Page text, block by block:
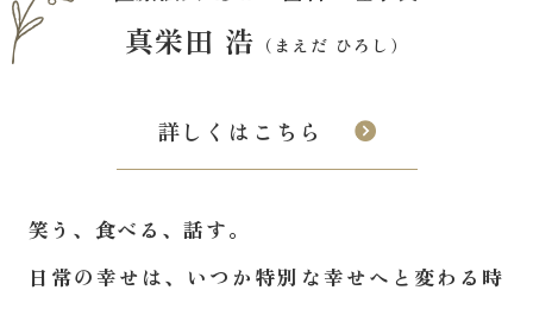
真栄田 浩 （まえだ ひろし）
詳しくはこちら
笑う、食べる、話す。
日常の幸せは、いつか特別な幸せへと変わる時